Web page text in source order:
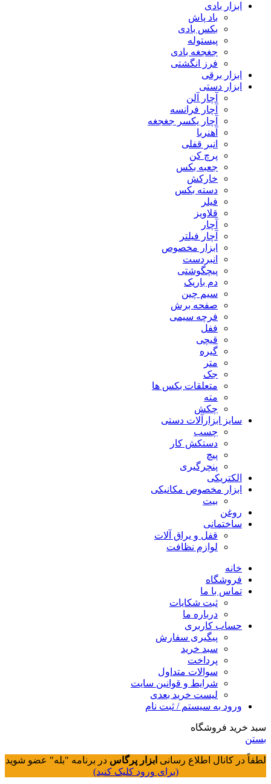
ابزار بادی
باد پاش
بکس بادی
پیستوله
جغجغه بادی
فرز انگشتی
ابزار برقی
ابزار دستی
آچار آلن
آچار فرانسه
آچار یکسر جغجغه
آهنربا
انبر قفلی
پرچ کن
جعبه بکس
خارکش
دسته بکس
فیلر
قلاویز
آچار
آچار فیلتر
ابزار مخصوص
انبردست
پیچگوشتی
دم باریک
سیم چین
صفحه برش
فرچه سیمی
ففل
قیچی
گیره
متر
جک
متعلقات بکس ها
مته
چکش
سایز ابزارآلات دستی
چسب
دستکش کار
پیچ
پنچرگیری
الکتریکی
ابزار مخصوص مکانیکی
بیت
روغن
ساختمانی
قفل و یراق آلات
لوازم نظافت
خانه
فروشگاه
تماس با ما
ثبت شکایات
درباره ما
حساب کاربری
پیگیری سفارش
سبد خرید
پرداخت
سوالات متداول
شرایط و قوانین سایت
لیست خرید بعدی
ورود به سیستم / ثبت نام
سبد خرید فروشگاه
بستن
لطفاً در کانال اطلاع رسانی ابزار پرگاس در برنامه "بله" عضو شوید
(برای ورود کلیک کنید)